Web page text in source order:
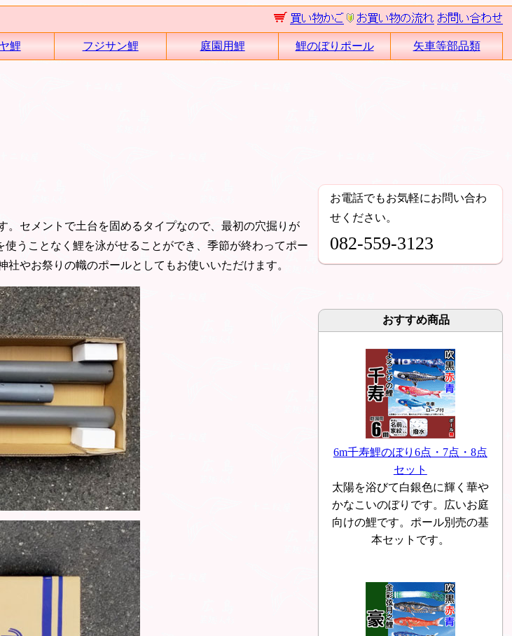
鯉 フジサン鯉 庭園用鯉 鯉のぼりポール 矢車等部品類
セメントで土台を固めるタイプなので、最初の穴掘りが
うことなく鯉を泳がせることができ、季節が終わってポー
やお祭りの幟のポールとしてもお使いいただけます。
お電話でもお気軽にお問い合わ
せください。
082-559-3123
おすすめ商品
6m千寿鯉のぼり6点・7点・8点
セット
太陽を浴びて白銀色に輝く華や
かなこいのぼりです。広いお庭
向けの鯉です。ポール別売の基
本セットです。